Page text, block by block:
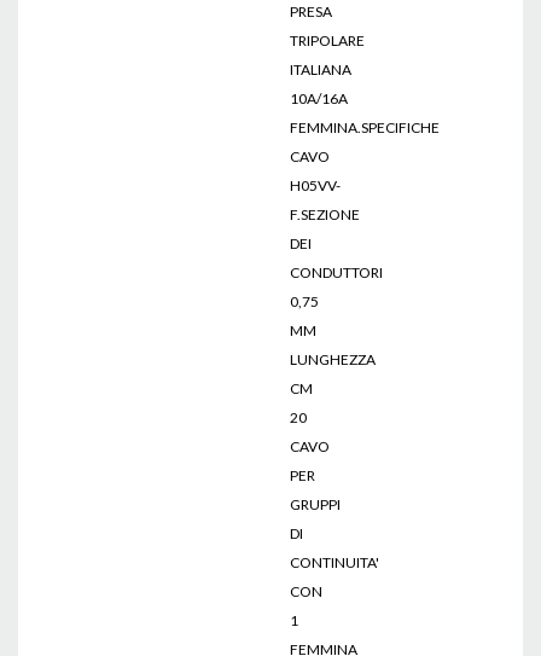
PRESA
TRIPOLARE
ITALIANA
10A/16A
FEMMINA.SPECIFICHE
CAVO
H05VV-
F.SEZIONE
DEI
CONDUTTORI
0,75
MM
LUNGHEZZA
CM
20
CAVO
PER
GRUPPI
DI
CONTINUITA'
CON
1
FEMMINA